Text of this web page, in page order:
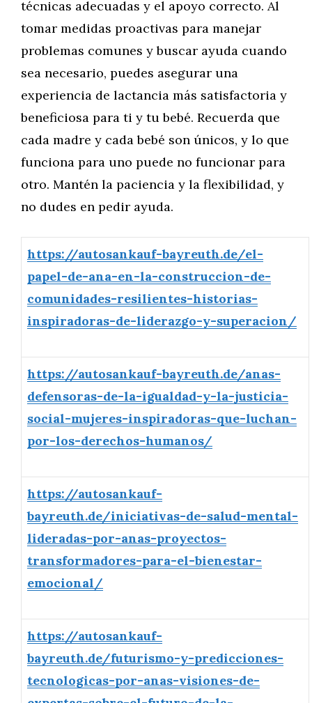
técnicas adecuadas y el apoyo correcto. Al
tomar medidas proactivas para manejar
problemas comunes y buscar ayuda cuando
sea necesario, puedes asegurar una
experiencia de lactancia más satisfactoria y
beneficiosa para ti y tu bebé. Recuerda que
cada madre y cada bebé son únicos, y lo que
funciona para uno puede no funcionar para
otro. Mantén la paciencia y la flexibilidad, y
no dudes en pedir ayuda.
https://autosankauf-bayreuth.de/el-
papel-de-ana-en-la-construccion-de-
comunidades-resilientes-historias-
inspiradoras-de-liderazgo-y-superacion/
https://autosankauf-bayreuth.de/anas-
defensoras-de-la-igualdad-y-la-justicia-
social-mujeres-inspiradoras-que-luchan-
por-los-derechos-humanos/
https://autosankauf-
bayreuth.de/iniciativas-de-salud-mental-
lideradas-por-anas-proyectos-
transformadores-para-el-bienestar-
emocional/
https://autosankauf-
bayreuth.de/futurismo-y-predicciones-
tecnologicas-por-anas-visiones-de-